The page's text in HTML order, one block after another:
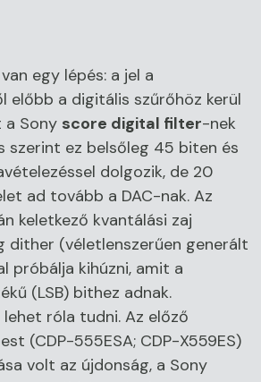
egy lépés: a jel a
előbb a digitális szűrőhöz kerül
a Sony score digital filter-nek
szerint ez belsőleg 45 biten és
dolgozik, de 20
ad tovább a DAC-nak. Az
keletkező kvantálási zaj
dither (véletlenszerűen generált
próbálja kihúzni, amit a
(LSB) bithez adnak.
róla tudni. Az előző
(CDP-555ESA; CDP-X559ES)
volt az újdonság, a Sony